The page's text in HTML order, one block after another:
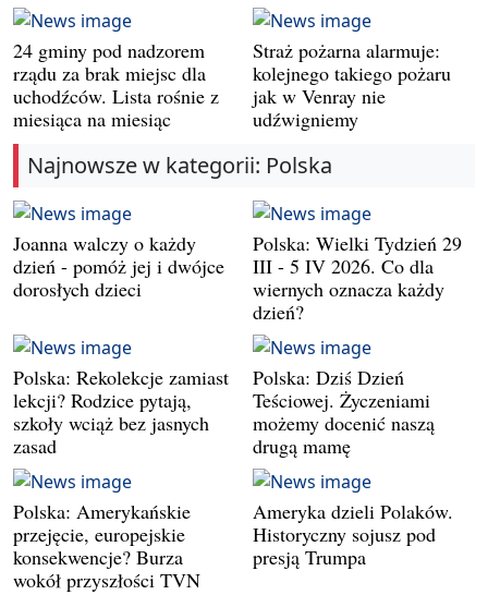
24 gminy pod nadzorem
rządu za brak miejsc dla
uchodźców. Lista rośnie z
miesiąca na miesiąc
Straż pożarna alarmuje:
kolejnego takiego pożaru
jak w Venray nie
udźwigniemy
Najnowsze w kategorii: Polska
Joanna walczy o każdy
dzień - pomóż jej i dwójce
dorosłych dzieci
Polska: Wielki Tydzień 29
III - 5 IV 2026. Co dla
wiernych oznacza każdy
dzień?
Polska: Rekolekcje zamiast
lekcji? Rodzice pytają,
szkoły wciąż bez jasnych
zasad
Polska: Dziś Dzień
Teściowej. Życzeniami
możemy docenić naszą
drugą mamę
Polska: Amerykańskie
przejęcie, europejskie
konsekwencje? Burza
wokół przyszłości TVN
Ameryka dzieli Polaków.
Historyczny sojusz pod
presją Trumpa